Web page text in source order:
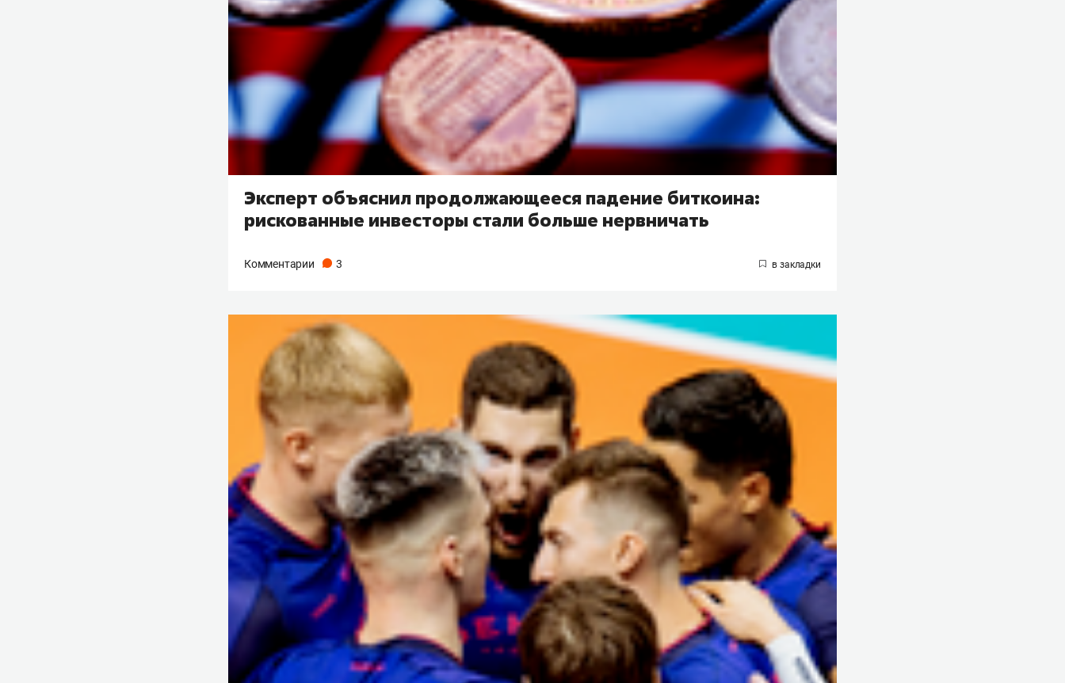
Эксперт объяснил продолжающееся падение биткоина:
рискованные инвесторы стали больше нервничать
Комментарии 3